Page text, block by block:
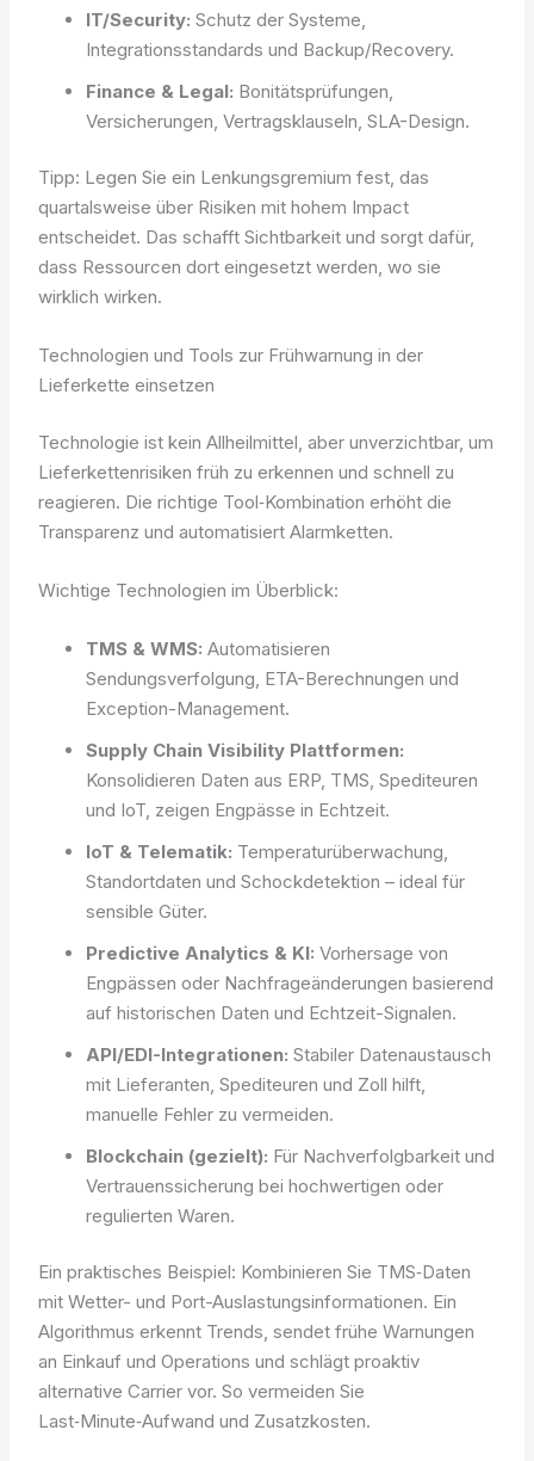
IT/Security: Schutz der Systeme,
Integrationsstandards und Backup/Recovery.
Finance & Legal: Bonitätsprüfungen,
Versicherungen, Vertragsklauseln, SLA-Design.
Tipp: Legen Sie ein Lenkungsgremium fest, das
quartalsweise über Risiken mit hohem Impact
entscheidet. Das schafft Sichtbarkeit und sorgt dafür,
dass Ressourcen dort eingesetzt werden, wo sie
wirklich wirken.
Technologien und Tools zur Frühwarnung in der
Lieferkette einsetzen
Technologie ist kein Allheilmittel, aber unverzichtbar, um
Lieferkettenrisiken früh zu erkennen und schnell zu
reagieren. Die richtige Tool‑Kombination erhöht die
Transparenz und automatisiert Alarmketten.
Wichtige Technologien im Überblick:
TMS & WMS: Automatisieren
Sendungsverfolgung, ETA-Berechnungen und
Exception-Management.
Supply Chain Visibility Plattformen:
Konsolidieren Daten aus ERP, TMS, Spediteuren
und IoT, zeigen Engpässe in Echtzeit.
IoT & Telematik: Temperaturüberwachung,
Standortdaten und Schockdetektion – ideal für
sensible Güter.
Predictive Analytics & KI: Vorhersage von
Engpässen oder Nachfrageänderungen basierend
auf historischen Daten und Echtzeit-Signalen.
API/EDI-Integrationen: Stabiler Datenaustausch
mit Lieferanten, Spediteuren und Zoll hilft,
manuelle Fehler zu vermeiden.
Blockchain (gezielt): Für Nachverfolgbarkeit und
Vertrauenssicherung bei hochwertigen oder
regulierten Waren.
Ein praktisches Beispiel: Kombinieren Sie TMS‑Daten
mit Wetter- und Port-Auslastungsinformationen. Ein
Algorithmus erkennt Trends, sendet frühe Warnungen
an Einkauf und Operations und schlägt proaktiv
alternative Carrier vor. So vermeiden Sie
Last‑Minute‑Aufwand und Zusatzkosten.